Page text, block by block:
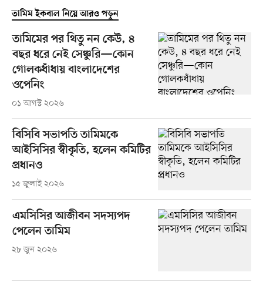
তামিম ইকবাল নিয়ে আরও পড়ুন
তামিমের পর থিতু নন কেউ, ৪
বছর ধরে নেই সেঞ্চুরি—কোন
গোলকধাঁধায় বাংলাদেশের
ওপেনিং
০১ আগস্ট ২০২৬
বিসিবি সভাপতি তামিমকে
আইসিসির স্বীকৃতি, হলেন কমিটির
প্রধানও
১৫ জুলাই ২০২৬
এমসিসির আজীবন সদস্যপদ
পেলেন তামিম
২৮ জুন ২০২৬